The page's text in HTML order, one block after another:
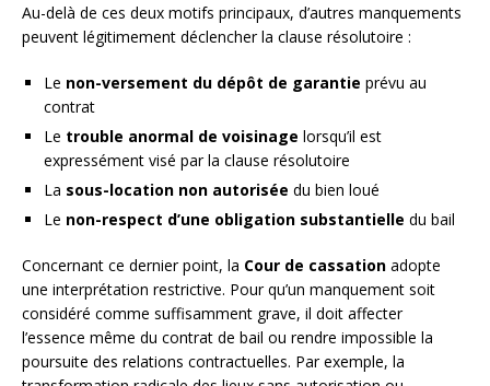
Au-delà de ces deux motifs principaux, d’autres manquements
peuvent légitimement déclencher la clause résolutoire :
Le non-versement du dépôt de garantie prévu au
contrat
Le trouble anormal de voisinage lorsqu’il est
expressément visé par la clause résolutoire
La sous-location non autorisée du bien loué
Le non-respect d’une obligation substantielle du bail
Concernant ce dernier point, la Cour de cassation adopte
une interprétation restrictive. Pour qu’un manquement soit
considéré comme suffisamment grave, il doit affecter
l’essence même du contrat de bail ou rendre impossible la
poursuite des relations contractuelles. Par exemple, la